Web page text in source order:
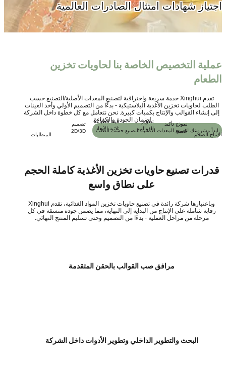
شهادات امتثال الصادرات العالمية
التخصيص الخاصة بنا لحاويات تخزين
تقدم Xinghui خدمة سريعة واحترافية لتصنيع المعدات الأصلية/التصنيع حسب
لحاويات تخزين الأغذية البلاستيكية - بدءًا من التصميم الأولي وأخذ العينات
إنشاء القوالب والإنتاج بكميات كبيرة. نحن نتعامل مع كل خطوة داخل الشركة
لضمان الجودة والكفاءة.
المتطلبات
تصميم
2D/3D
عينة الطباعة
ثلاثية الأبعاد
تطوير
القوالب
نموذج تأكيد
العينة
الضخم
مشروعك لتصنيع المعدات الأصلية/التصنيع حسب الطلب
تصنيع حاويات تخزين الأغذية كاملة الحجم
على نطاق واسع
وباعتبارها شركة رائدة في تصنيع حاويات تخزين المواد الغذائية، تقدم Xinghui
شاملة على الإنتاج من البداية إلى النهاية، مما يضمن جودة متسقة في كل
مرحلة من مراحل العملية - بدءًا من التصميم وحتى تسليم المنتج النهائي.
مرافق صب القوالب بالحقن المتقدمة
البحث والتطوير الداخلي وتطوير الأدوات داخل الشركة